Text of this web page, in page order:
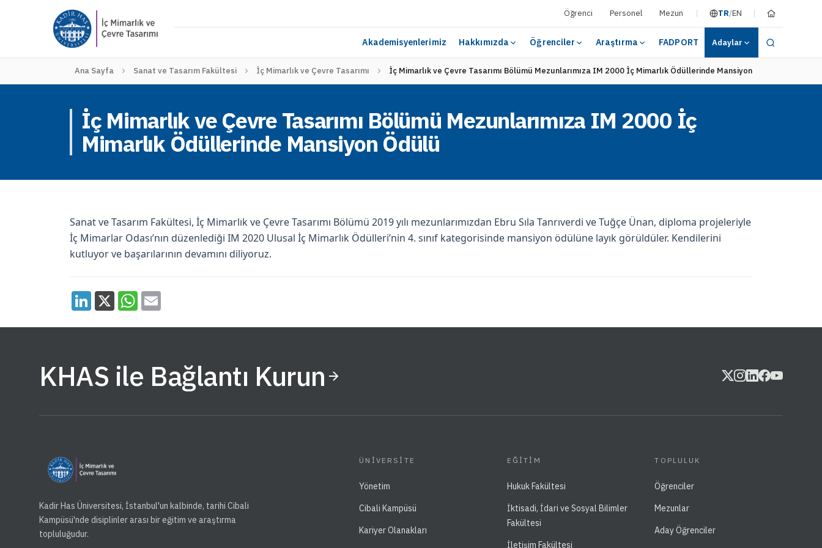
Öğrenci Personel Mezun TR/EN
Akademisyenlerimiz Hakkımızda Öğrenciler Araştırma FADPORT Adaylar
Ana Sayfa Sanat ve Tasarım Fakültesi İç Mimarlık ve Çevre Tasarımı İç Mimarlık ve Çevre Tasarımı Bölümü Mezunlarımıza IM 2000 İç Mimarlık Ödüllerinde Mansiyon Ödülü
İç Mimarlık ve Çevre Tasarımı Bölümü Mezunlarımıza IM 2000 İç
Mimarlık Ödüllerinde Mansiyon Ödülü
Sanat ve Tasarım Fakültesi, İç Mimarlık ve Çevre Tasarımı Bölümü 2019 yılı mezunlarımızdan Ebru Sıla Tanrıverdi ve Tuğçe Ünan, diploma projeleriyle
İç Mimarlar Odası’nın düzenlediği IM 2020 Ulusal İç Mimarlık Ödülleri’nin 4. sınıf kategorisinde mansiyon ödülüne layık görüldüler. Kendilerini
kutluyor ve başarılarının devamını diliyoruz.
KHAS ile Bağlantı Kurun
Kadir Has Üniversitesi, İstanbul'un kalbinde, tarihi Cibali
Kampüsü'nde disiplinler arası bir eğitim ve araştırma
topluluğudur.
ÜNIVERSITE
Yönetim
Cibali Kampüsü
Kariyer Olanakları
EĞITIM
Hukuk Fakültesi
İktisadi, İdari ve Sosyal Bilimler
Fakültesi
İletişim Fakültesi
TOPLULUK
Öğrenciler
Mezunlar
Aday Öğrenciler